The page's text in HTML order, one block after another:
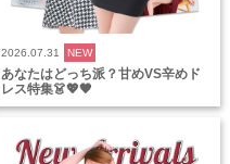
2026.07.31 NEW
あなたはどっち派？甘めVS辛めド
レス特集👗💖🖤